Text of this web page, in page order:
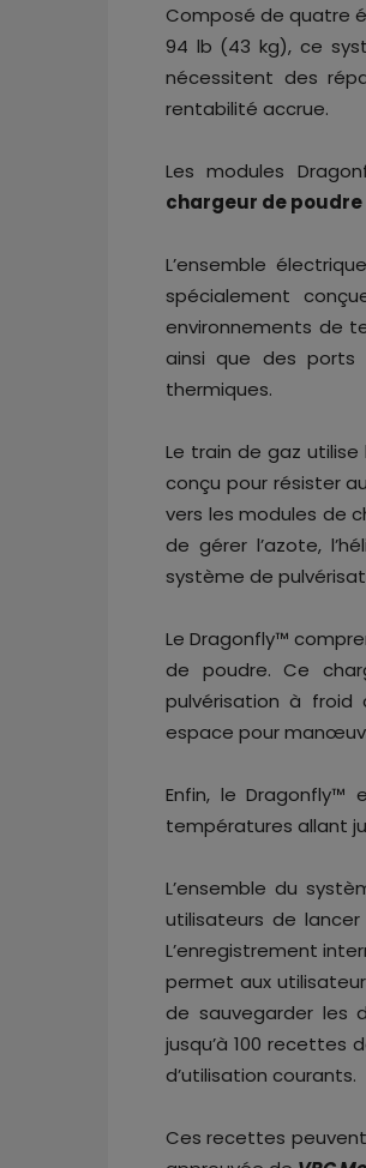
Composé de quatre
94 lb (43 kg), ce
nécessitent des
rentabilité accrue.
Les modules
chargeur de poudre
L’ensemble
spécialement
environnements de
ainsi que des ports
thermiques.
Le train de gaz
conçu pour résister
vers les modules de
de gérer l’azote,
système de
Le Dragonfly™
de poudre. Ce
pulvérisation à froid
espace pour
Enfin, le
températures allant
L’ensemble du
utilisateurs de
L’enregistrement
permet aux
de sauvegarder les
jusqu’à 100 recettes
d’utilisation courants.
Ces recettes